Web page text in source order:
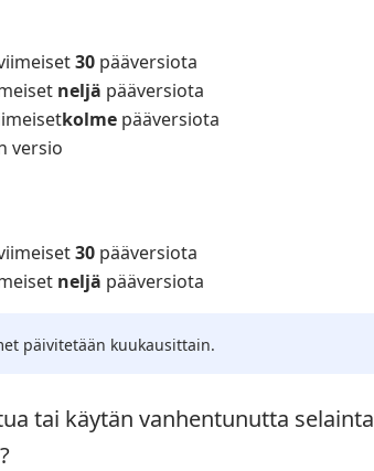
30 pääversiota
neljä pääversiota
kolme pääversiota
versio
30 pääversiota
neljä pääversiota
päivitetään kuukausittain.
tai käytän vanhentunutta selainta